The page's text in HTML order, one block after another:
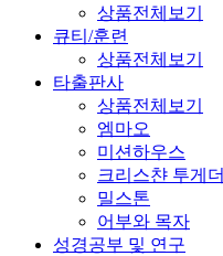
상품전체보기
큐티/훈련
상품전체보기
타출판사
상품전체보기
엠마오
미션하우스
크리스챤 투게더
밀스톤
어부와 목자
성경공부 및 연구